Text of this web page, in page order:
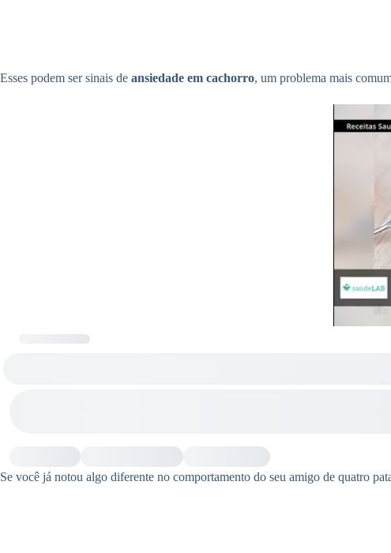
Esses podem ser sinais de ansiedade em cachorro, um problema mais
Se você já notou algo diferente no comportamento do seu amigo de quatro